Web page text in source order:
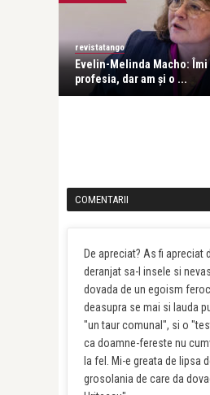
revistatango
Evelin-Melinda Macho: Îmi iubesc
profesia, dar am și o ...
COMENTARII
De apreciat? As fi apreciat
deranjat sa-l insele si
dovada de un egoism
deasupra se mai si lauda
"un taur comunal", si o
ca doamne-fereste nu
la fel. Mi-e greata de lipsa
grosolania de care da